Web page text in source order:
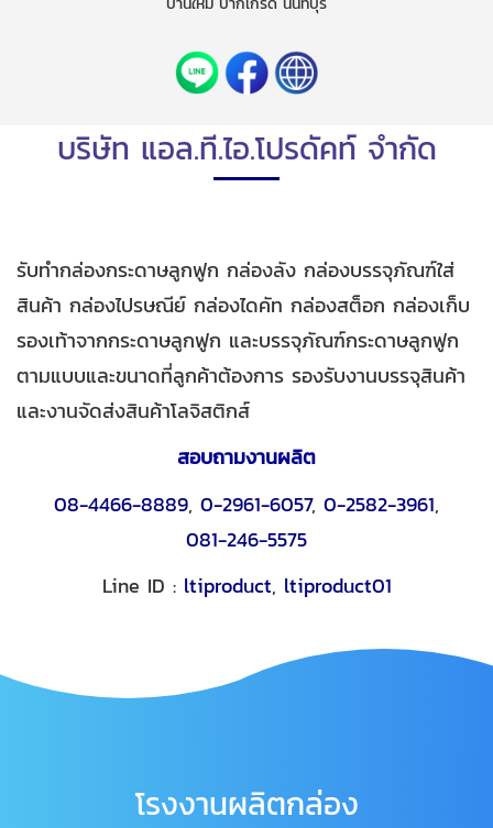
บริษัท แอล.ที.ไอ.โปรดัคท์ จำกัด
รับทำกล่องกระดาษลูกฟูก กล่องลัง กล่องบรรจุภัณฑ์ใส่
สินค้า กล่องไปรษณีย์ กล่องไดคัท กล่องสต็อก กล่องเก็บ
รองเท้าจากกระดาษลูกฟูก และบรรจุภัณฑ์กระดาษลูกฟูก
ตามแบบและขนาดที่ลูกค้าต้องการ รองรับงานบรรจุสินค้า
และงานจัดส่งสินค้าโลจิสติกส์
สอบถามงานผลิต
08-4466-8889, 0-2961-6057, 0-2582-3961,
081-246-5575
Line ID : ltiproduct, ltiproduct01
โรงงานผลิตกล่อง